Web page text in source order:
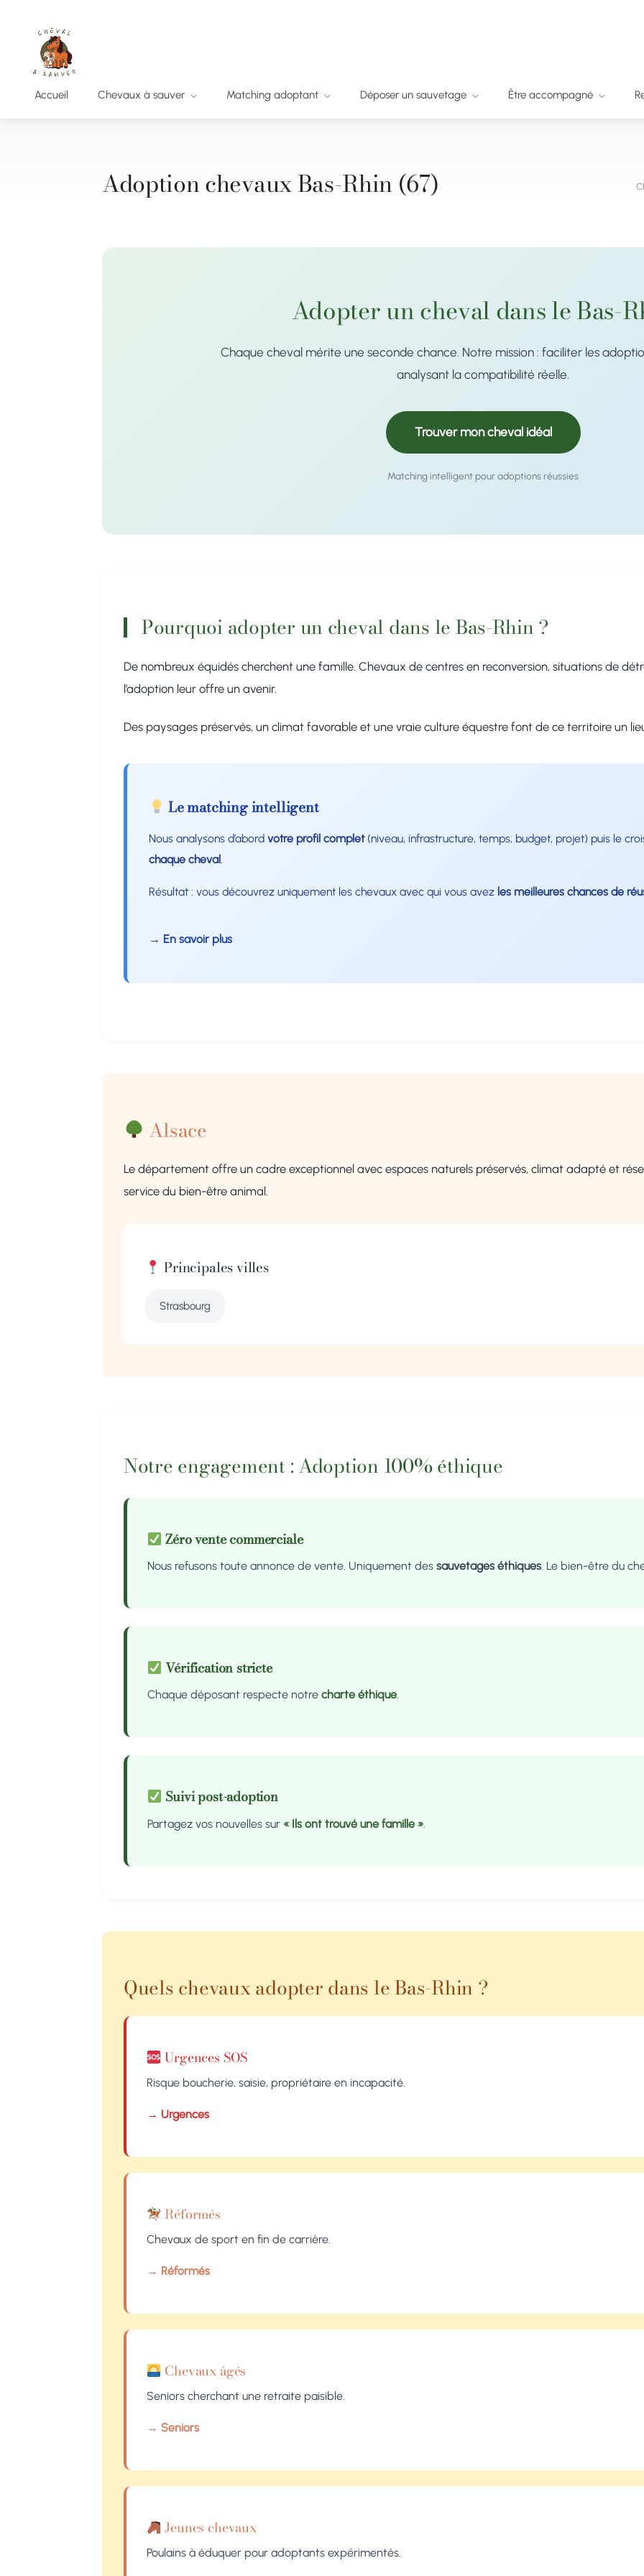
Accueil Chevaux à sauver Matching adoptant Déposer un sauvetage Être accompagné
Adoption chevaux Bas-Rhin (67)
Adopter un cheval dans le Bas-
Chaque cheval mérite une seconde chance. Notre mission : faciliter les
analysant la compatibilité réelle.
Trouver mon cheval idéal
Matching intelligent pour adoptions réussies
Pourquoi adopter un cheval dans le Bas-Rhin ?
De nombreux équidés cherchent une famille. Chevaux de centres en reconversion, situations de
l’adoption leur offre un avenir.
Des paysages préservés, un climat favorable et une vraie culture équestre font de ce territoire un
Le matching intelligent
Nous analysons d’abord votre profil complet(niveau, infrastructure, temps, budget, projet) puis le
chaque cheval
Résultat : vous découvrez uniquement les chevaux avec qui vous avez les meilleures chances de
→ En savoir plus
Alsace
Le département offre un cadre exceptionnel avec espaces naturels préservés, climat adapté et
service du bien-être animal.
Principales villes
Strasbourg
Notre engagement : Adoption 100% éthique
Zéro vente commerciale
Nous refusons toute annonce de vente. Uniquement des sauvetages éthiques. Le bien-être du
Vérification stricte
Chaque déposant respecte notre charte éthique.
Suivi post-adoption
Partagez vos nouvelles sur « Ils ont trouvé une famille »
Quels chevaux adopter dans le Bas-Rhin ?
Urgences SOS
Risque boucherie, saisie, propriétaire en incapacité.
→ Urgences
Réformés
Chevaux de sport en fin de carrière.
→ Réformés
Chevaux âgés
Seniors cherchant une retraite paisible.
→ Seniors
Jeunes chevaux
Poulains à éduquer pour adoptants expérimentés.